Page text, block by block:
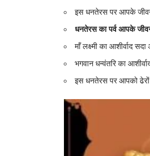
इस धनतेरस पर आपके
धनतेरस का पर्व आपके
माँ लक्ष्मी का आशीर्वाद
भगवान धन्वंतरि का
इस धनतेरस पर आपको ढेरों